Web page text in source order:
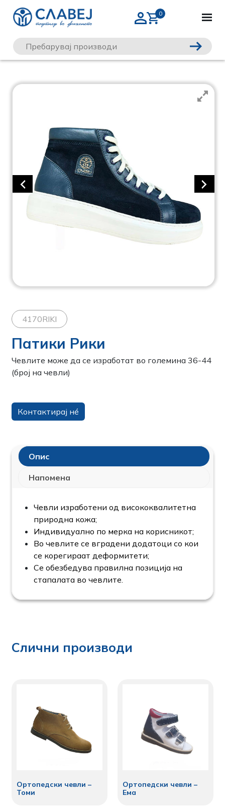
4170RIKI
Патики Рики
Чевлите може да се изработат во големина 36-44
(број на чевли)
Контактирај нé
Опис
Напомена
Чевли изработени од висококвалитетна
природна кожа;
Индивидуално по мерка на корисникот;
Во чевлите се вградени додатоци со кои
се корегираат деформитети;
Се обезбедува правилна позиција на
стапалата во чевлите.
Слични производи
Ортопедски чевли –
Томи
Ортопедски чевли –
Ема